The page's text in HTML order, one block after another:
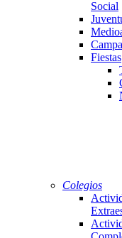
Social
Fiestas
Colegios